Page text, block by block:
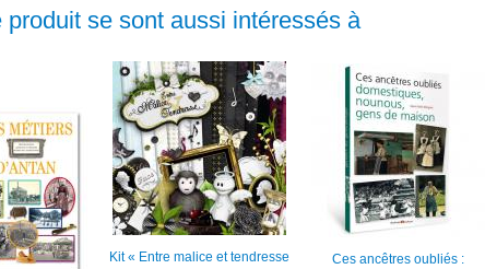
se sont aussi intéressés à
Kit « Entre malice et tendresse
Ces ancêtres oubliés :